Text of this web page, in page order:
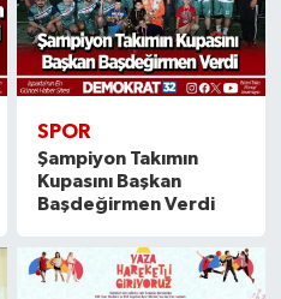
SPOR
Şampiyon Takımın
Kupasını Başkan
Başdeğirmen Verdi